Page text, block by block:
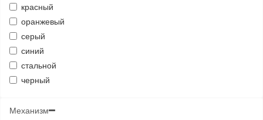
красный
оранжевый
серый
синий
стальной
черный
Механизм